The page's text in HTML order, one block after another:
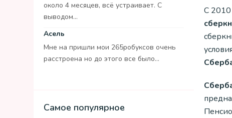
около 4 месяцев, всё устраивает. С
выводом...
Асель
Мне на пришли мои 265робуксов очень
расстроена но до этого все было...
Самое популярное
С 2010